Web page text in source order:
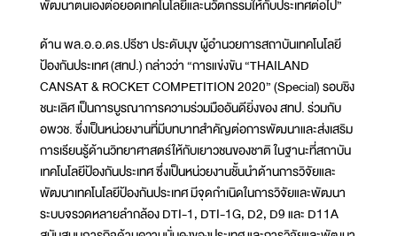
พัฒนาตนเองต่อยอดเทคโนโลยีและนวัตกรรมให้กับประเทศต่อไป”
ด้าน พล.อ.อ.ดร.ปรีชา ประดับมุข ผู้อำนวยการสถาบันเทคโนโลยี
ป้องกันประเทศ (สทป.) กล่าวว่า “การแข่งขัน “THAILAND
CANSAT & ROCKET COMPETITION 2020” (Special) รอบชิง
ชนะเลิศ เป็นการบูรณาการความร่วมมืออันดียิ่งของ สทป. ร่วมกับ
อพวช. ซึ่งเป็นหน่วยงานที่มีบทบาทสำคัญต่อการพัฒนาและส่งเสริม
การเรียนรู้ด้านวิทยาศาสตร์ให้กับเยาวชนของชาติ ในฐานะที่สถาบัน
เทคโนโลยีป้องกันประเทศ ซึ่งเป็นหน่วยงานชั้นนำด้านการวิจัยและ
พัฒนาเทคโนโลยีป้องกันประเทศ มีจุดกำเนิดในการวิจัยและพัฒนา
ระบบจรวดหลายลำกล้อง DTI-1, DTI-1G, D2, D9 และ D11A